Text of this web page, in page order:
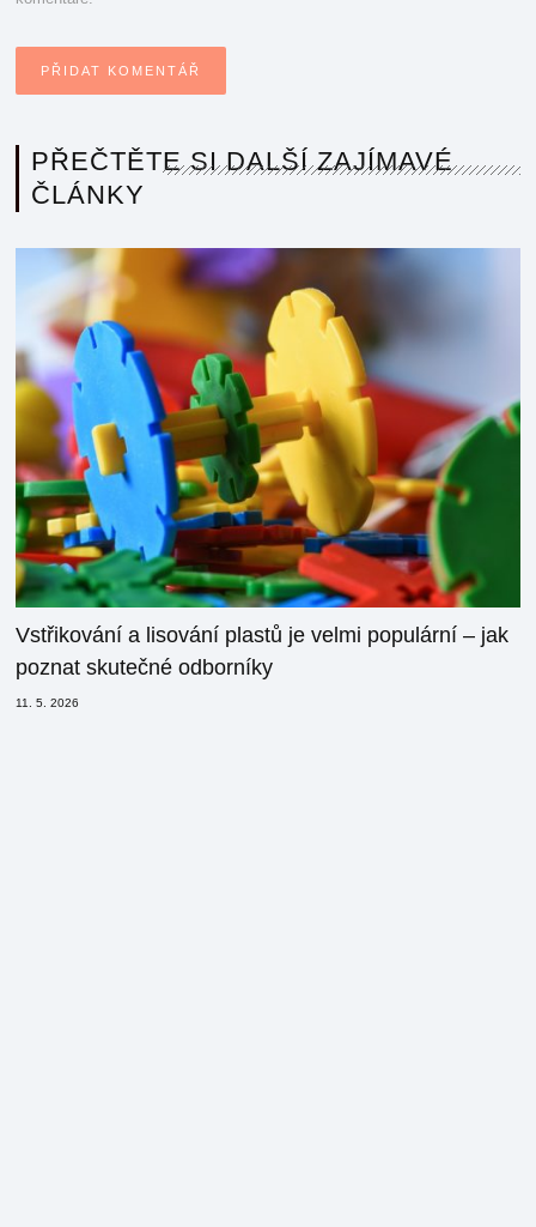
PŘEČTĚTE SI DALŠÍ ZAJÍMAVÉ
ČLÁNKY
Vstřikování a lisování plastů je velmi populární – jak
poznat skutečné odborníky
11. 5. 2026